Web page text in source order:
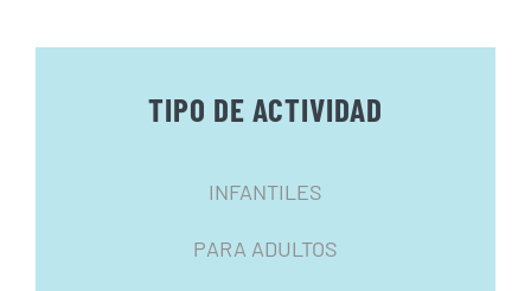
TIPO DE ACTIVIDAD
INFANTILES
PARA ADULTOS